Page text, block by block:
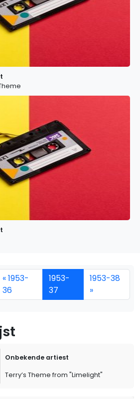
« 1953-
36
1953-
37
1953-38
»
Onbekende artiest
Terry’s Theme from "Limelight"